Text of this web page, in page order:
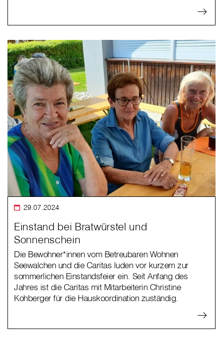
29.07.2024
Einstand bei Bratwürstel und
Sonnenschein
Die Bewohner*innen vom Betreubaren Wohnen
Seewalchen und die Caritas luden vor kurzem zur
sommerlichen Einstandsfeier ein. Seit Anfang des
Jahres ist die Caritas mit Mitarbeiterin Christine
Kohberger für die Hauskoordination zuständig.